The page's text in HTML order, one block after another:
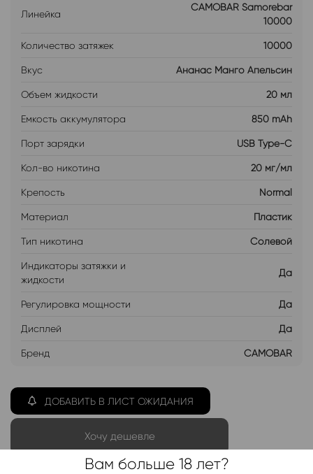
Линейка
CAMOBAR Samorebar
10000
Количество затяжек 10000
Вкус Ананас Манго Апельсин
Объем жидкости 20 мл
Емкость аккумулятора 850 mAh
Порт зарядки USB Type-C
Кол-во никотина 20 мг/мл
Крепость Normal
Материал Пластик
Тип никотина Солевой
Индикаторы затяжки и
жидкости
Да
Регулировка мощности Да
Дисплей Да
Бренд CAMOBAR
ДОБАВИТЬ В ЛИСТ ОЖИДАНИЯ
Хочу дешевле
Вам больше 18 лет?